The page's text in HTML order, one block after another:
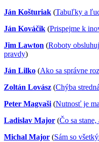
Ján Košturiak (Tabuľky a
Ján Kováčik (Prispejme k
Jim Lawton (Roboty
pravdy)
Ján Lilko (Ako sa správne
Zoltán Lovász (Chýba
Peter Magvaši (Nutnosť je
Ladislav Major (Čo sa stane,
Michal Major (Sám so